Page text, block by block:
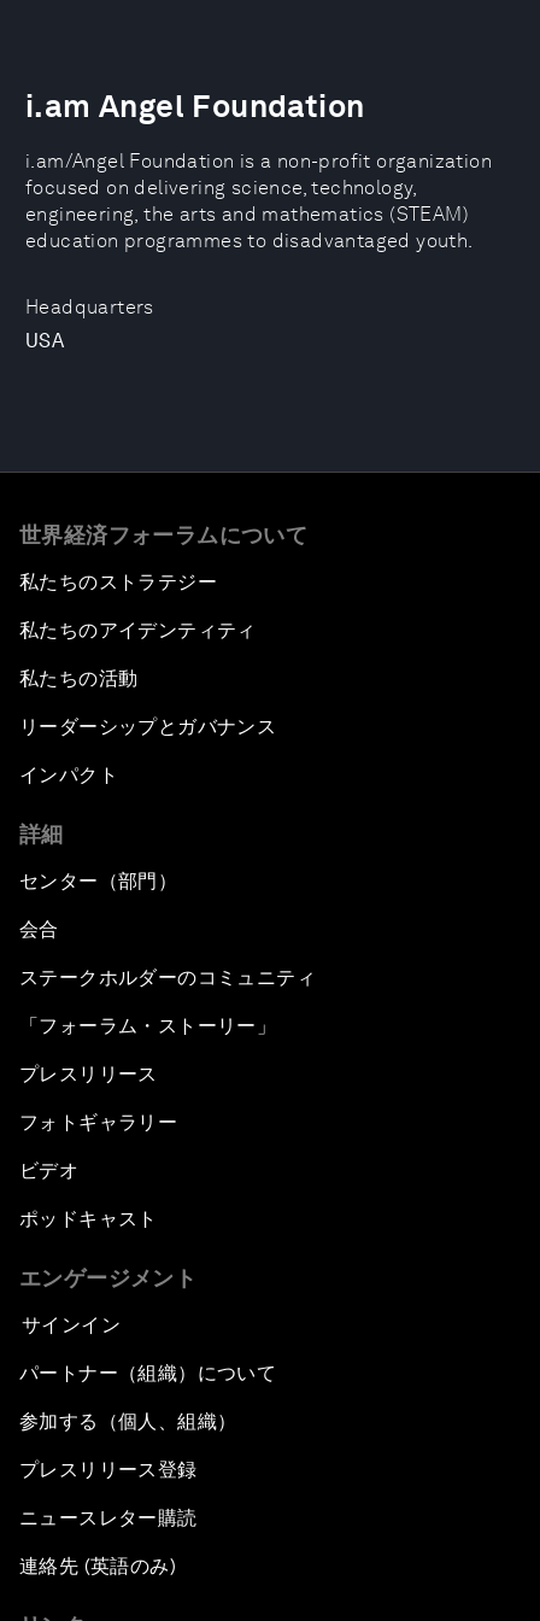
Headquarters
USA
i.am Angel Foundation
i.am/Angel Foundation is a non-profit organization
focused on delivering science, technology,
engineering, the arts and mathematics (STEAM)
education programmes to disadvantaged youth.
世界経済フォーラムについて
私たちのストラテジー
私たちのアイデンティティ
私たちの活動
リーダーシップとガバナンス
インパクト
詳細
センター（部門）
会合
ステークホルダーのコミュニティ
「フォーラム・ストーリー」
プレスリリース
フォトギャラリー
ビデオ
ポッドキャスト
エンゲージメント
サインイン
パートナー（組織）について
参加する（個人、組織）
プレスリリース登録
ニュースレター購読
連絡先 (英語のみ)